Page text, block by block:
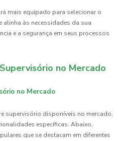
mais equipado para selecionar o
às necessidades da sua
e a segurança em seus processos
no Mercado
no Mercado
supervisório disponíveis no mercado,
específicas. Abaixo,
que se destacam em diferentes